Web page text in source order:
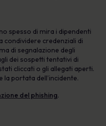
spesso di mira i dipendenti
condividere credenziali di
di segnalazione degli
dei sospetti tentativi di
cliccati o gli allegati aperti.
la portata dell’incidente.
del phishing.